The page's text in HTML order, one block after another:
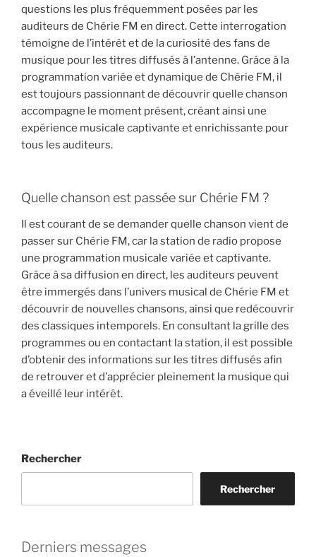
questions les plus fréquemment posées par les
auditeurs de Chérie FM en direct. Cette interrogation
témoigne de l’intérêt et de la curiosité des fans de
musique pour les titres diffusés à l’antenne. Grâce à la
programmation variée et dynamique de Chérie FM, il
est toujours passionnant de découvrir quelle chanson
accompagne le moment présent, créant ainsi une
expérience musicale captivante et enrichissante pour
tous les auditeurs.
Quelle chanson est passée sur Chérie FM ?
Il est courant de se demander quelle chanson vient de
passer sur Chérie FM, car la station de radio propose
une programmation musicale variée et captivante.
Grâce à sa diffusion en direct, les auditeurs peuvent
être immergés dans l’univers musical de Chérie FM et
découvrir de nouvelles chansons, ainsi que redécouvrir
des classiques intemporels. En consultant la grille des
programmes ou en contactant la station, il est possible
d’obtenir des informations sur les titres diffusés afin
de retrouver et d’apprécier pleinement la musique qui
a éveillé leur intérêt.
Rechercher
Rechercher
Derniers messages